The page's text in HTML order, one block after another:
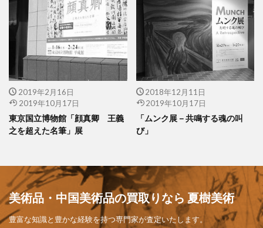
2019年2月16日
2019年10月17日
東京国立博物館「顔真卿 王義
之を超えた名筆」展
2018年12月11日
2019年10月17日
「ムンク展－共鳴する魂の叫
び」
美術品・中国美術品の買取りなら 夏樹美術
豊富な知識と豊かな経験を持つ専門家が査定いたします。